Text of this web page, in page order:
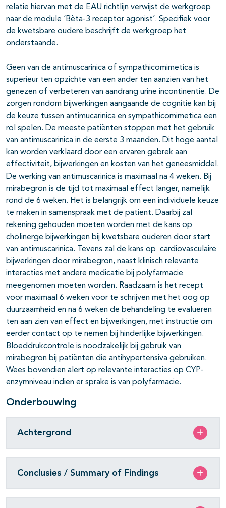
relatie hiervan met de EAU richtlijn verwijst de werkgroep
naar de module ‘Bèta-3 receptor agonist’. Specifiek voor
de kwetsbare oudere beschrijft de werkgroep het
onderstaande.
Geen van de antimuscarinica of sympathicomimetica is
superieur ten opzichte van een ander ten aanzien van het
genezen of verbeteren van aandrang urine incontinentie. De
zorgen rondom bijwerkingen aangaande de cognitie kan bij
de keuze tussen antimucarinica en sympathicomimetica een
rol spelen. De meeste patiënten stoppen met het gebruik
van antimuscarinica in de eerste 3 maanden. Dit hoge aantal
kan worden verklaard door een ervaren gebrek aan
effectiviteit, bijwerkingen en kosten van het geneesmiddel.
De werking van antimuscarinica is maximaal na 4 weken. Bij
mirabegron is de tijd tot maximaal effect langer, namelijk
rond de 6 weken. Het is belangrijk om een individuele keuze
te maken in samenspraak met de patient. Daarbij zal
rekening gehouden moeten worden met de kans op
cholinerge bijwerkingen bij kwetsbare ouderen door start
van antimuscarinica. Tevens zal de kans op cardiovasculaire
bijwerkingen door mirabegron, naast klinisch relevante
interacties met andere medicatie bij polyfarmacie
meegenomen moeten worden. Raadzaam is het recept
voor maximaal 6 weken voor te schrijven met het oog op
duurzaamheid en na 6 weken de behandeling te evalueren
ten aan zien van effect en bijwerkingen, met instructie om
eerder contact op te nemen bij hinderlijke bijwerkingen.
Bloeddrukcontrole is noodzakelijk bij gebruik van
mirabegron bij patiënten die antihypertensiva gebruiken.
Wees bovendien alert op relevante interacties op CYP-
enzymniveau indien er sprake is van polyfarmacie.
Onderbouwing
Achtergrond
Conclusies / Summary of Findings